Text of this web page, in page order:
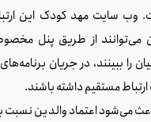
وب‌ سایت مهد کودک این
می‌توانند از طریق پنل
را ببینند، در جریان
مستقیم داشته باشند.
می‌شود اعتماد والدین نسبت